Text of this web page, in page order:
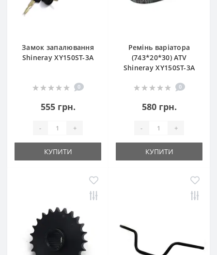
Замок запалювання
Shineray XY150ST-3A
0
555 грн.
- +
КУПИТИ
Ремінь варіатора
(743*20*30) ATV
Shineray XY150ST-3A
0
580 грн.
- +
КУПИТИ